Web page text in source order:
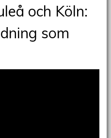
och Köln:
som